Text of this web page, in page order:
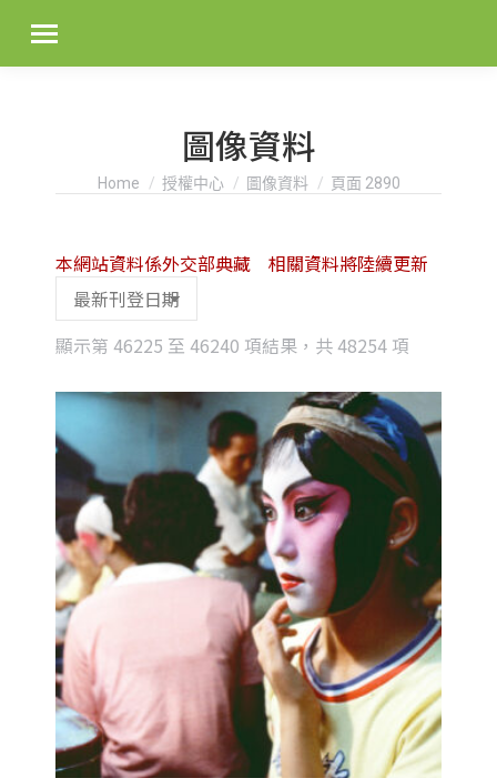
圖像資料
You are here:
Home 授權中心 圖像資料 頁面 2890
顯示第 46225 至 46240 項結果，共 48254 項
latest
本網站資料係外交部典藏 相關資料將陸續更新